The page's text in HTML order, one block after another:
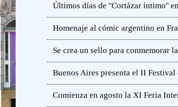
Últimos días de ''Cortázar íntimo''
Homenaje al cómic argentino en
Se crea un sello para conmemorar
Buenos Aires presenta el II
Comienza en agosto la XI Feria